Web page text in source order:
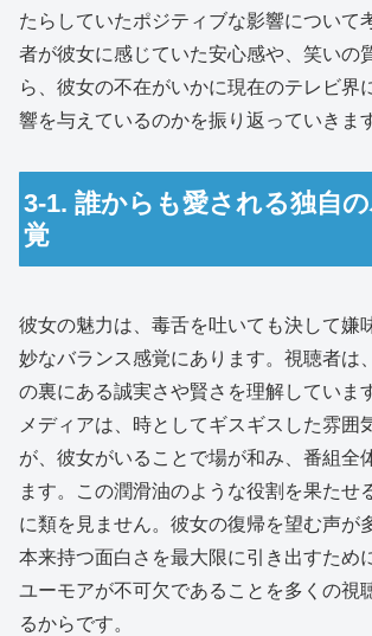
たらしていたポジティブな影響について
者が彼女に感じていた安心感や、笑いの
ら、彼女の不在がいかに現在のテレビ界
響を与えているのかを振り返っていきま
3-1. 誰からも愛される独自
覚
彼女の魅力は、毒舌を吐いても決して嫌
妙なバランス感覚にあります。視聴者は
の裏にある誠実さや賢さを理解していま
メディアは、時としてギスギスした雰囲
が、彼女がいることで場が和み、番組全
ます。この潤滑油のような役割を果たせ
に類を見ません。彼女の復帰を望む声が
本来持つ面白さを最大限に引き出すため
ユーモアが不可欠であることを多くの視
るからです。